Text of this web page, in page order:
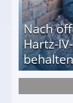
Nach
Hartz-
darf Geld